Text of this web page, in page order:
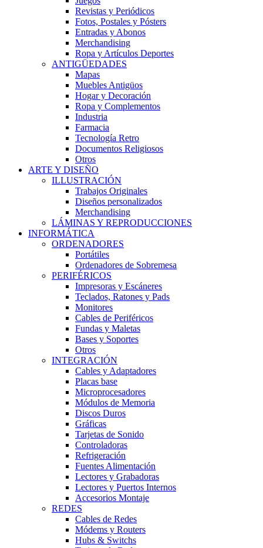
Revistas y Periódicos
Fotos, Postales y Pósters
Entradas y Abonos
Merchandising
Ropa y Artículos Deportes
ANTIGÜEDADES
Mapas
Muebles Antigüos
Hogar y Decoración
Ropa y Complementos
Industria
Farmacia
Tecnología Retro
Documentos Religiosos
Otros
ARTE Y DISEÑO
ILLUSTRACIÓN
Trabajos Originales
Diseños personalizados
Merchandising
LÁMINAS Y REPRODUCCIONES
INFORMÁTICA
ORDENADORES
Portátiles
Ordenadores de Sobremesa
PERIFÉRICOS
Impresoras y Escáneres
Teclados, Ratones y Pads
Monitores
Cables de Periféricos
Fundas y Maletas
Bases y Soportes
Otros
INTEGRACIÓN
Cables y Adaptadores
Placas base
Microprocesadores
Módulos de Memoria
Discos Duros
Gráficas
Tarjetas de Sonido
Controladoras
Refrigeración
Fuentes Alimentación
Lectores y Grabadoras
Lectores y Puertos Internos
Accesorios Montaje
REDES
Cables de Redes
Módems y Routers
Hubs & Switchs